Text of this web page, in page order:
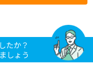
たか？
しょう